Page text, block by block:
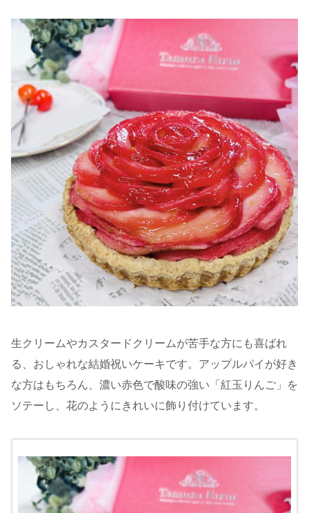
生クリームやカスタードクリームが苦手な方にも喜ばれ
る、おしゃれな結婚祝いケーキです。アップルパイが好き
な方はもちろん、濃い赤色で酸味の強い「紅玉りんご」を
ソテーし、花のようにきれいに飾り付けています。